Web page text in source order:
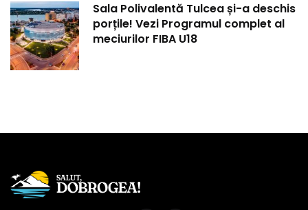
Sala Polivalentă Tulcea și-a deschis
porțile! Vezi Programul complet al
meciurilor FIBA U18